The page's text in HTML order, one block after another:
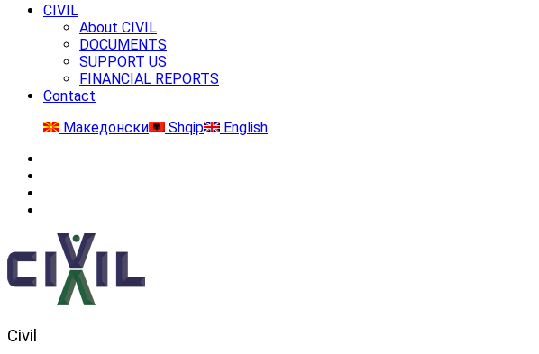
CIVIL
About CIVIL
DOCUMENTS
SUPPORT US
FINANCIAL REPORTS
Contact
Македонски
Shqip English
Civil